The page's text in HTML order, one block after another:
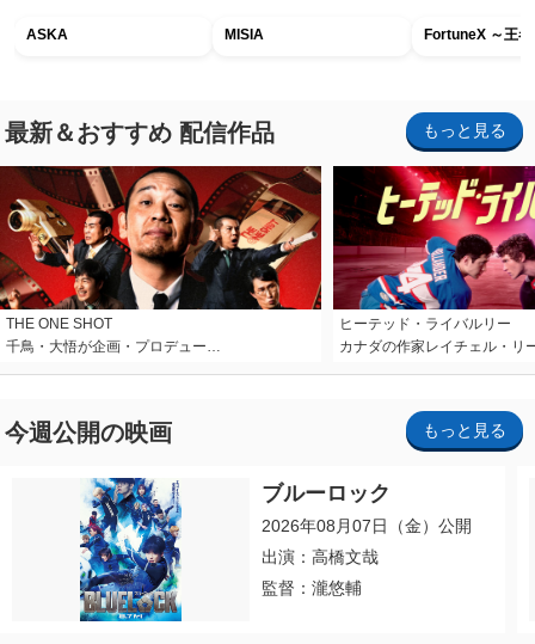
ASKA MISIA FortuneX ～王
最新＆おすすめ 配信作品 もっと見る
THE ONE SHOT
千鳥・大悟が企画・プロデュー…
ヒーテッド・ライバルリー
カナダの作家レイチェル・リ
今週公開の映画 もっと見る
ブルーロック
2026年08月07日（金）公開
出演：高橋文哉
監督：瀧悠輔